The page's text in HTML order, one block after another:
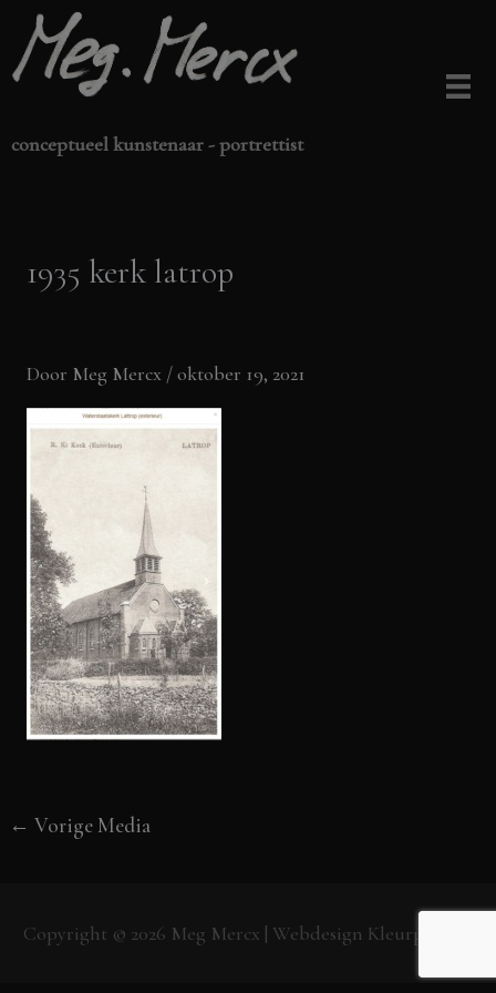
naar
de
conceptueel kunstenaar - portrettist
1935 kerk latrop
Door Meg Mercx /oktober 19, 2021
← Vorige Media
Copyright © 2026 Meg Mercx | Webdesign Kleurpunt.nl